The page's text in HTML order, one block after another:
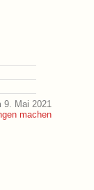
9. Mai 2021